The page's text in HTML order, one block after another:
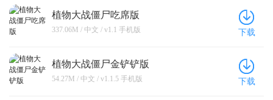
植物大战僵尸吃席版
337.06M / 中文 / v1.1 手机版 下载
植物大战僵尸金铲铲版
54.27M / 中文 / v1.1.5 手机版 下载